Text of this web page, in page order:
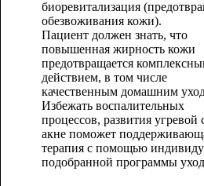
биоревитализация
обезвоживания кожи).
Пациент должен знать, что
повышенная жирность кожи
предотвращается
действием, в том числе
качественным домашним
Избежать воспалительных
процессов, развития угревой
акне поможет
терапия с помощью
подобранной программы